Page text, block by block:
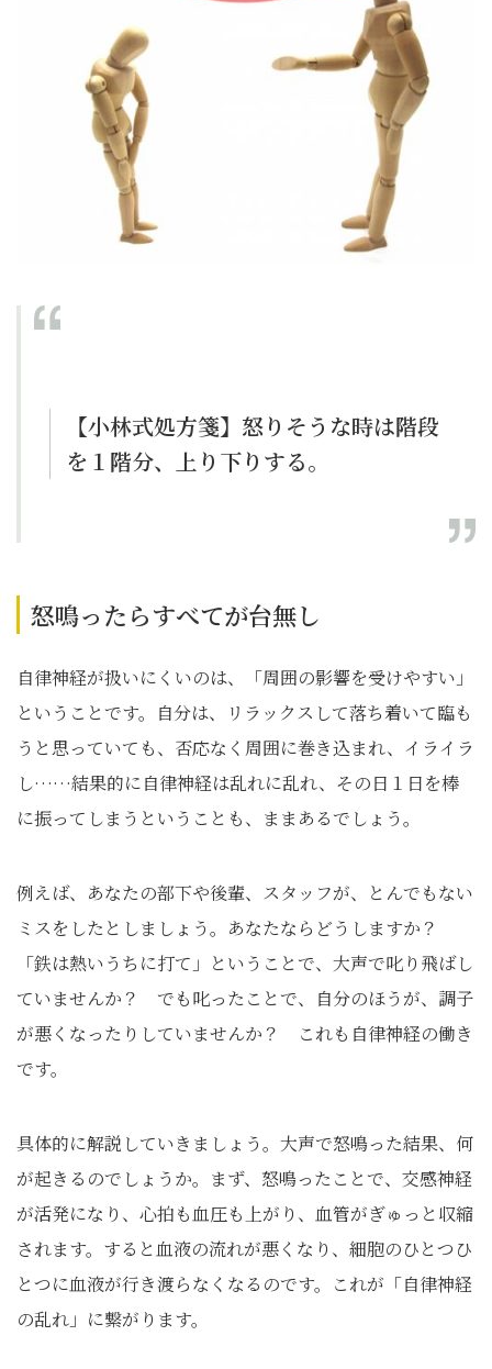
【小林式処方箋】怒りそうな時は階段
を１階分、上り下りする。
怒鳴ったらすべてが台無し
自律神経が扱いにくいのは、「周囲の影響を受けやすい」
ということです。自分は、リラックスして落ち着いて臨も
うと思っていても、否応なく周囲に巻き込まれ、イライラ
し……結果的に自律神経は乱れに乱れ、その日１日を棒
に振ってしまうということも、ままあるでしょう。
例えば、あなたの部下や後輩、スタッフが、とんでもない
ミスをしたとしましょう。あなたならどうしますか？
「鉄は熱いうちに打て」ということで、大声で叱り飛ばし
ていませんか？ でも叱ったことで、自分のほうが、調子
が悪くなったりしていませんか？ これも自律神経の働き
です。
具体的に解説していきましょう。大声で怒鳴った結果、何
が起きるのでしょうか。まず、怒鳴ったことで、交感神経
が活発になり、心拍も血圧も上がり、血管がぎゅっと収縮
されます。すると血液の流れが悪くなり、細胞のひとつひ
とつに血液が行き渡らなくなるのです。これが「自律神経
の乱れ」に繋がります。